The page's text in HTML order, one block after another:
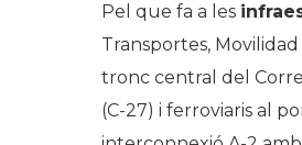
Pel que fa a les
Transportes,
tronc central del
(C-27) i ferroviaris al